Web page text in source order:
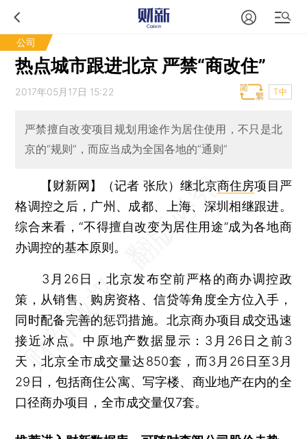
公司
热点城市跟进北京 严禁“商改住”
2017年05月17日 15:22 T中
严禁擅自改变项目规划用途作为居住使用，不只是北
京的“规则”，而应当成为全国各地的“通则”
【财新网】（记者 张欣） 继北京商住房项目严
格调控之后，广州、成都、上海、深圳相继跟进。
综合来看，“不得擅自改变为居住用途”成为各地商
办调控的基本原则。
3月26日，北京发布空前严格的商办调控政
策，从销售、购房资格、信贷等角度全方位入手，
同时配备完善的惩罚措施。北京商办项目成交迅速
接近冰点。中原地产数据显示：3月26日之前3
天，北京全市成交量达850套，而3月26日至3月
29日，包括商住公寓、写字楼、商业地产在内的全
口径商办项目，全市成交量仅7套。